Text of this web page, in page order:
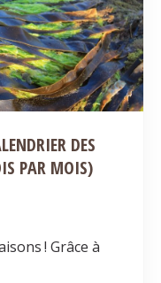
DES
PAR MOIS)
! Grâce à